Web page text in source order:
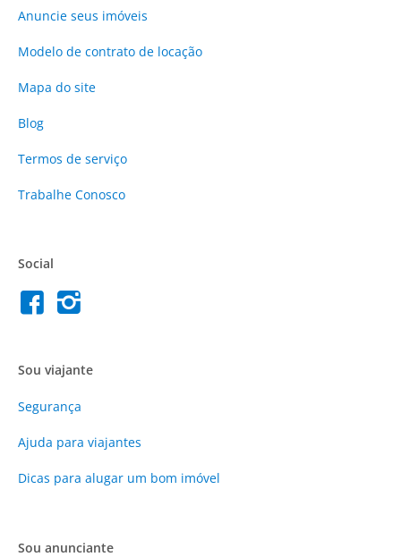
Anuncie seus imóveis
Modelo de contrato de locação
Mapa do site
Blog
Termos de serviço
Trabalhe Conosco
Social
Sou viajante
Segurança
Ajuda para viajantes
Dicas para alugar um bom imóvel
Sou anunciante